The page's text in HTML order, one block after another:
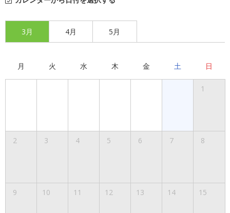
3月 4月 5月
月 火 水 木 金 土 日
1
2 3 4 5 6 7 8
9 10 11 12 13 14 15